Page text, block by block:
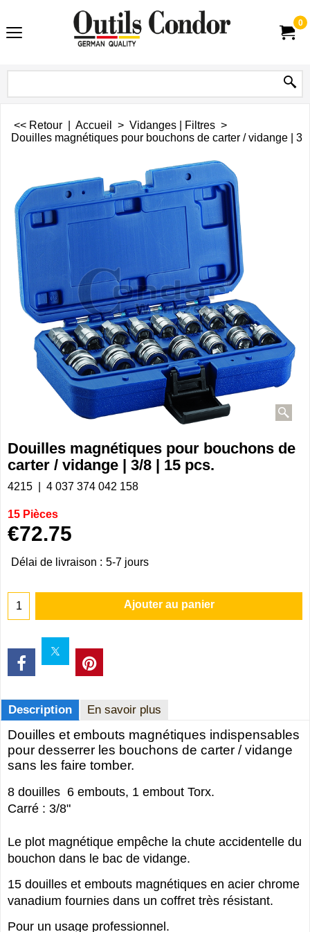
0
<< Retour Accueil > Vidanges | Filtres >
Douilles magnétiques pour bouchons de carter / vidange | 3/
Douilles magnétiques pour bouchons de
carter / vidange | 3/8 | 15 pcs.
4215 4 037 374 042 158
15 Pièces
€72.75
Délai de livraison : 5-7 jours
Ajouter au panier
Description En savoir plus
Douilles et embouts magnétiques indispensables
pour desserrer les bouchons de carter / vidange
sans les faire tomber.
8 douilles 6 embouts, 1 embout Torx.
Carré : 3/8"
Le plot magnétique empêche la chute accidentelle du
bouchon dans le bac de vidange.
15 douilles et embouts magnétiques en acier chrome
vanadium fournies dans un coffret très résistant.
Pour un usage professionnel.